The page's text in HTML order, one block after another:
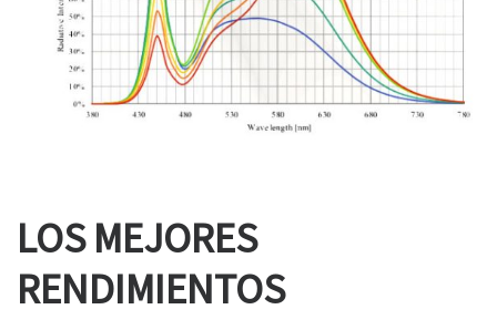
LOS MEJORES
RENDIMIENTOS